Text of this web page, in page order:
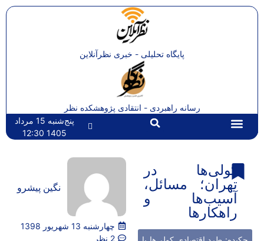
پایگاه تحلیلی - خبری نظرآنلاین
رسانه راهبردی - انتقادی پژوهشکده نظر
پنج‌شنبه 15 مرداد
1405 12:30
کولی‌ها در
تهران؛ مسائل،
آسیب‌ها و
راهکارها
نگین پیشرو
چهارشنبه 13 شهریور 1398
2 نظر